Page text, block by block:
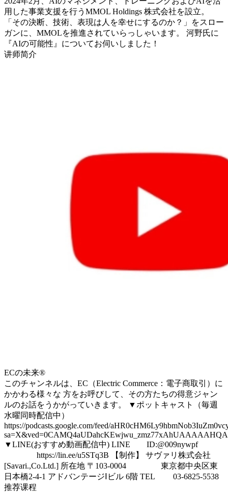
用した事業支援を行うMMOL Holdings 株式会社を設立。
「その決断、技術、表現は人を幸せにするのか？」をスロー
ガンに、MMOLを推進されていらっしゃいます。 河野氏に
『AIの可能性』についてお伺いしました！
讲师简介
ECの未来®
このチャンネルは、EC（Electric Commerce：電子商取引）に
かかわる様々な 方をお呼びして、その方たちの得意ジャン
ルのお話をうかがっていきます。 ▼ポットキャスト（毎週
水曜同時配信中）
https://podcasts.google.com/feed/
▼LINE(おすすめ動画配信中) LINE ID:@009nywpf
https://lin.ee/u5STq3B 【制作】 サヴァリ株式会社
[Savari.,Co.Ltd.] 所在地 〒103-0004 東京都中央区東
日本橋2-4-1 アドバンテージⅠビル 6階 TEL 03-6825-5538
推荐课程